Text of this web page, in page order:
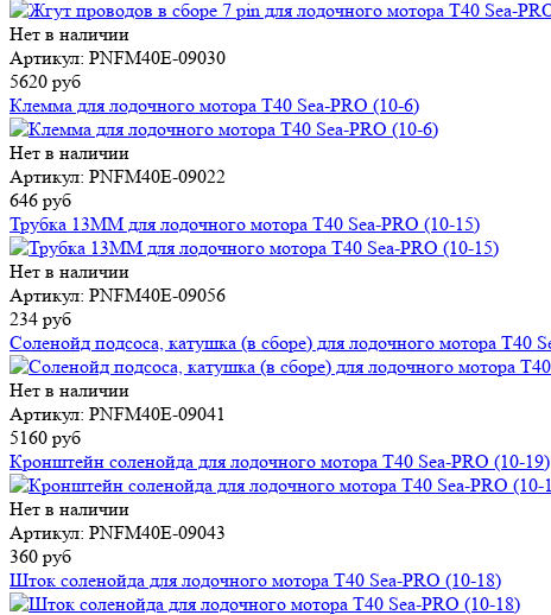
Нет в наличии
Артикул: PNFM40E-09030
5620 руб
Клемма для лодочного мотора T40 Sea-PRO (10-6)
Нет в наличии
Артикул: PNFM40E-09022
646 руб
Трубка 13MM для лодочного мотора T40 Sea-PRO (10-15)
Нет в наличии
Артикул: PNFM40E-09056
234 руб
Соленойд подсоса, катушка (в сборе) для лодочного мотора T40
Нет в наличии
Артикул: PNFM40E-09041
5160 руб
Кронштейн соленойда для лодочного мотора T40 Sea-PRO (10-19)
Нет в наличии
Артикул: PNFM40E-09043
360 руб
Шток соленойда для лодочного мотора T40 Sea-PRO (10-18)